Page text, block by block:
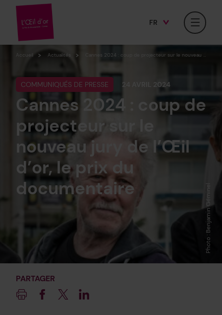
Instagram
FR
Accueil Actualités Cannes 2024 : coup de projecteur sur le nouveau jury de l’Œil d’or, le prix du documentaire
Photo : Benjamin Géminel
COMMUNIQUÉS DE PRESSE 24 AVRIL 2024
Cannes 2024 : coup de
projecteur sur le
nouveau jury de l’Œil
d’or, le prix du
documentaire
PARTAGER